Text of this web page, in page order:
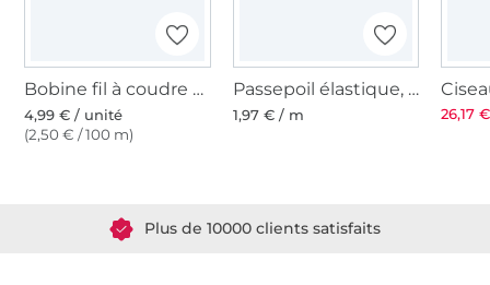
Bobine fil à coudre Gütermann 200m polyester, (336) vert pomme
4,99 € / unité
(2,50 € / 100 m)
Passepoil élastique, limette
1,97 € / m 26,17